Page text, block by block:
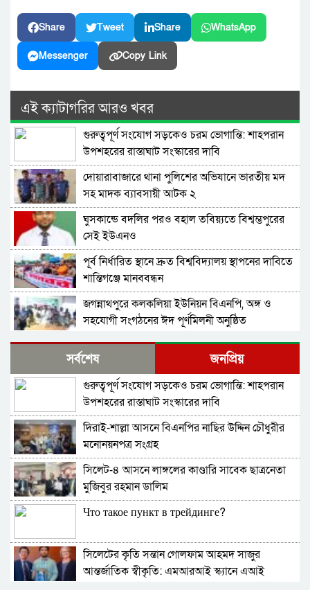
Share Tweet Share WhatsApp
Messenger Copy Link
এই ক্যাটাগরির আরও খবর
গুরুত্বপূর্ণ সংযোগ সড়কেও চরম ভোগান্তি: শাহপরান
উপশহরের রাস্তাঘাট সংস্কারের দাবি
দোয়ারাবাজারে থানা পুলিশের অভিযানে ভারতীয় মদ
সহ মাদক ব্যাবসায়ী আটক ২
ঘুসকান্ডে বদলির পরও বহাল তবিয়্যতে বিশ্বম্ভপুরের
সেই ইউএনও
পূর্ব নির্ধারিত স্থানে দ্রুত বিশ্ববিদ্যালয় স্থাপনের দাবিতে
শান্তিগঞ্জে মানববন্ধন
জগন্নাথপুরে কলকলিয়া ইউনিয়ন বিএনপি, অঙ্গ ও
সহযোগী সংগঠনের ঈদ পূর্ণমিলনী অনুষ্ঠিত
বাংলাদেশ জামায়াতে ইসলামীর আমির ডা. শফিকুর
রহমান বলেছেন গণহত্যার বিচার করতে হবে
নিখোঁজ সংবাদ
ই-সিম বাংলাদেশে পিছিয়ে কেন?
দোয়ারায় স্বেচ্ছা সেবক লী গ নেতাসহ যু বলীগ সদস্য
গ্রে*ফতার
শহীদ মিনারে চাকরিচ্যুত বিডিআর সদস্যদের অবস্থান
আনন্দ সংসদের ৩৮তম বার্ষিক ক্রীড়া প্রতিযোগিতার
পুরস্কার বিতরণ খেলাধুলা যুব সমাজকে আনন্দ ও
সর্বশেষ জনপ্রিয়
গুরুত্বপূর্ণ সংযোগ সড়কেও চরম ভোগান্তি: শাহপরান
উপশহরের রাস্তাঘাট সংস্কারের দাবি
দিরাই-শাল্লা আসনে বিএনপির নাছির উদ্দিন চৌধুরীর
মনোনয়নপত্র সংগ্রহ
সিলেট-৪ আসনে লাঙ্গলের কাণ্ডারি সাবেক ছাত্রনেতা
মুজিবুর রহমান ডালিম
Что такое пункт в трейдинге?
সিলেটের কৃতি সন্তান গোলফাম আহমদ সাজুর
আন্তর্জাতিক স্বীকৃতি: এমআরআই স্ক্যানে এআই